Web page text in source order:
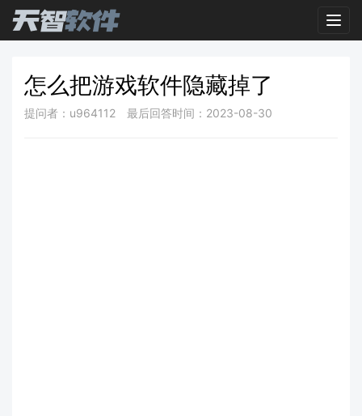
怎么把游戏软件隐藏掉了
提问者：u964112 最后回答时间：2023-08-30